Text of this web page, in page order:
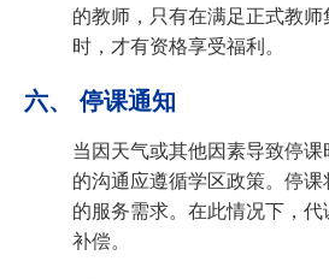
的教师，只有在满足正式教
时，才有资格享受福利。
六、 停课通知
当因天气或其他因素导致停
的沟通应遵循学区政策。停
的服务需求。在此情况下，
补偿。